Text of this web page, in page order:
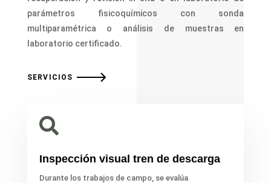
parámetros fisicoquímicos con sonda
multiparamétrica o análisis de muestras en
laboratorio certificado.
SERVICIOS

Inspección visual tren de descarga
Durante los trabajos de campo, se evalúa